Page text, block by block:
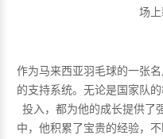
场上
作为马来西亚羽毛球的一张
的支持系统。无论是国家队
投入，都为他的成长提供了
中，他积累了宝贵的经验，